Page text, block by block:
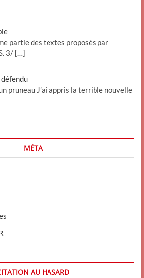
partie des textes proposés par
3/ […]
pruneau J’ai appris la terrible nouvelle
MÉTA
AU HASARD